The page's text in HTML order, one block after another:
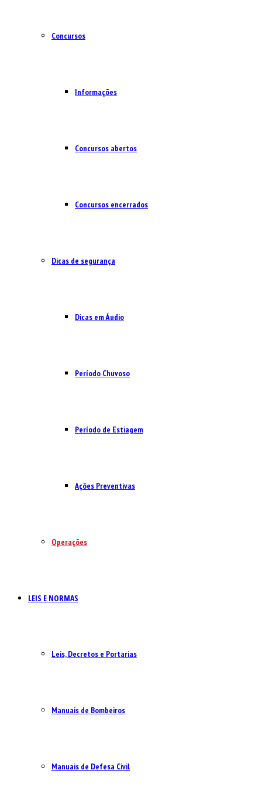
Concursos
Informações
Concursos abertos
Concursos encerrados
Dicas de segurança
Dicas em Áudio
Período Chuvoso
Período de Estiagem
Ações Preventivas
Operações
LEIS E NORMAS
Leis, Decretos e Portarias
Manuais de Bombeiros
Manuais de Defesa Civil